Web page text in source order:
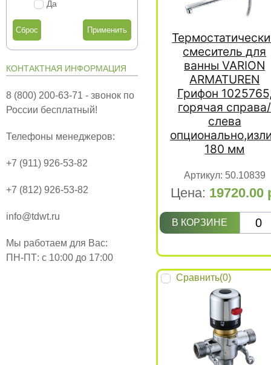
Да
Сброс
КОНТАКТНАЯ ИНФОРМАЦИЯ
8 (800) 200-63-71 - звонок по
России бесплатный!
Телефоны менеджеров:
+7 (911) 926-53-82
+7 (812) 926-53-82
info@tdwt.ru
Мы работаем для Вас:
ПН-ПТ: с 10:00 до 17:00
смеситель для
ванны VARION
ARMATUREN
Грифон
горячая справа/
слева
180 мм
Артикул: 50.10839
Цена: 19720.00
В КОРЗИНЕ
Сравнить(0)